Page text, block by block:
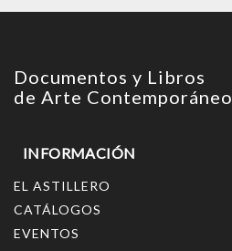
Documentos y Libros
de Arte Contemporáneo
INFORMACIÓN
EL ASTILLERO
CATÁLOGOS
EVENTOS